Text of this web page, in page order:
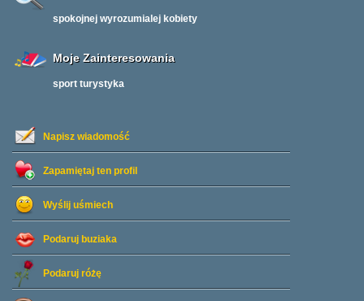
Napisz wiadomość
Zapamiętaj ten profil
Wyślij uśmiech
Podaruj buziaka
Podaruj różę
spokojnej wyrozumialej kobiety
Moje Zainteresowania
sport turystyka